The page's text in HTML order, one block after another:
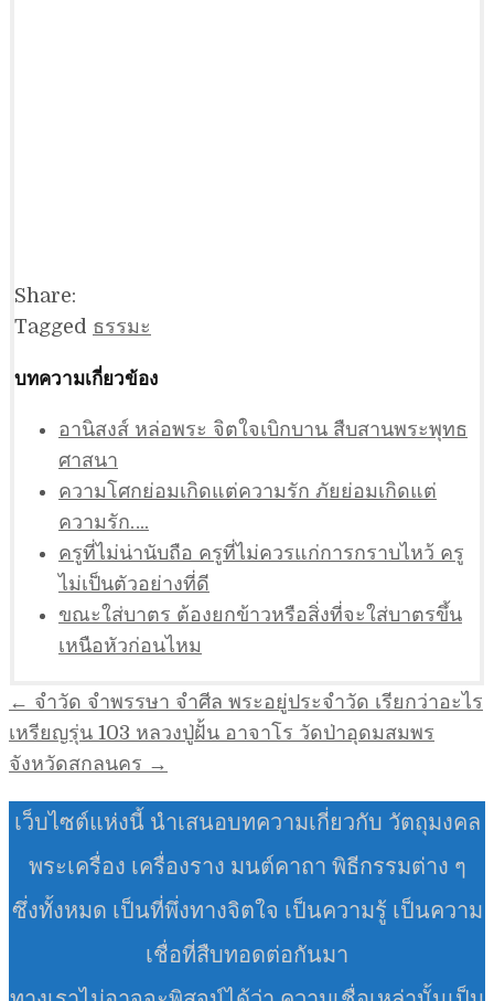
Share:
Tagged ธรรมะ
บทความเกี่ยวข้อง
อานิสงส์ หล่อพระ จิตใจเบิกบาน สืบสานพระพุทธ
ศาสนา
ความโศกย่อมเกิดแต่ความรัก ภัยย่อมเกิดแต่
ความรัก….
ครูที่ไม่น่านับถือ ครูที่ไม่ควรแก่การกราบไหว้ ครู
ไม่เป็นตัวอย่างที่ดี
ขณะใส่บาตร ต้องยกข้าวหรือสิ่งที่จะใส่บาตรขึ้น
เหนือหัวก่อนไหม
แนะแนว
เรื่อง
← จำวัด จำพรรษา จำศีล พระอยู่ประจำวัด เรียกว่าอะไร
เหรียญรุ่น 103 หลวงปู่ฝั้น อาจาโร วัดป่าอุดมสมพร
จังหวัดสกลนคร →
เว็บไซต์แห่งนี้ นำเสนอบทความเกี่ยวกับ วัตถุมงคล
พระเครื่อง เครื่องราง มนต์คาถา พิธีกรรมต่าง ๆ
ซึ่งทั้งหมด เป็นที่พึ่งทางจิตใจ เป็นความรู้ เป็นความ
เชื่อที่สืบทอดต่อกันมา